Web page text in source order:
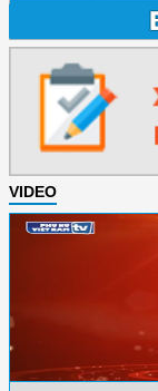
VIDEO